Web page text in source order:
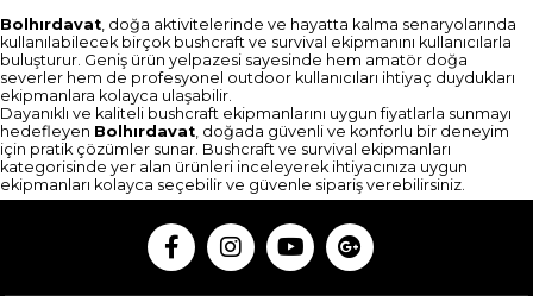
Bolhırdavat, doğa aktivitelerinde ve hayatta kalma senaryolarında
kullanılabilecek birçok bushcraft ve survival ekipmanını kullanıcılarla
buluşturur. Geniş ürün yelpazesi sayesinde hem amatör doğa
severler hem de profesyonel outdoor kullanıcıları ihtiyaç duydukları
ekipmanlara kolayca ulaşabilir.
Dayanıklı ve kaliteli bushcraft ekipmanlarını uygun fiyatlarla sunmayı
hedefleyen Bolhırdavat, doğada güvenli ve konforlu bir deneyim
için pratik çözümler sunar. Bushcraft ve survival ekipmanları
kategorisinde yer alan ürünleri inceleyerek ihtiyacınıza uygun
ekipmanları kolayca seçebilir ve güvenle sipariş verebilirsiniz.